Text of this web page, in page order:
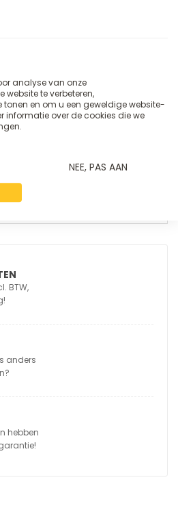
BTW,
anders
hebben
analyse van onze
website te verbeteren,
en om u een geweldige website-
informatie over de cookies die we
NEE, PAS AAN